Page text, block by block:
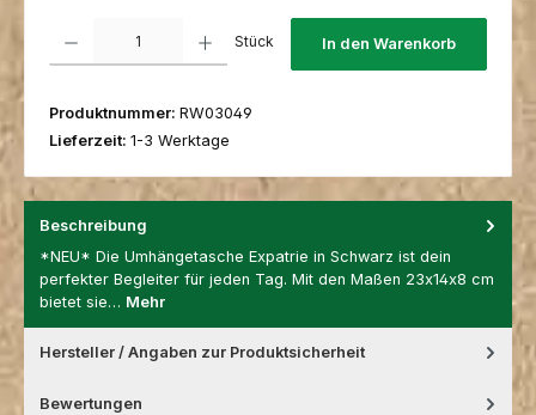
Stück In den Warenkorb
Produktnummer: RW03049
Lieferzeit: 1-3 Werktage
Beschreibung
*NEU* Die Umhängetasche Expatrie in Schwarz ist dein
perfekter Begleiter für jeden Tag. Mit den Maßen 23x14x8 cm
bietet sie… Mehr
Hersteller / Angaben zur Produktsicherheit
Bewertungen